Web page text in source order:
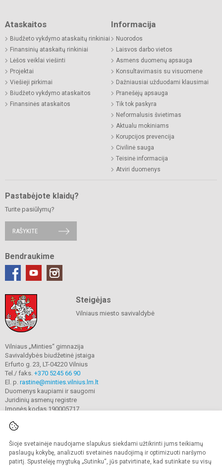
Šioje svetainėje naudojame slapukus siekdami užtikrinti jums teikiamų
paslaugų kokybę, analizuoti svetainės naudojimą ir optimizuoti naršymo
patirtį. Spustelėję mygtuką „Sutinku“, jūs patvirtinate, kad sutinkate su visų
Ataskaitos
Biudžeto vykdymo ataskaitų rinkiniai
Finansinių ataskaitų rinkiniai
Lėšos veiklai viešinti
Projektai
Viešieji pirkimai
Biudžeto vykdymo ataskaitos
Finansinės ataskaitos
Informacija
Nuorodos
Laisvos darbo vietos
Asmens duomenų apsauga
Konsultavimasis su visuomene
Dažniausiai užduodami klausimai
Pranešėjų apsauga
Tik tok paskyra
Neformalusis švietimas
Aktualu mokiniams
Korupcijos prevencija
Civilinė sauga
Teisinė informacija
Atviri duomenys
Pastabėjote klaidų?
Turite pasiūlymų?
RAŠYKITE
Bendraukime
Steigėjas
Vilniaus miesto savivaldybė
Vilniaus „Minties“ gimnazija
Savivaldybės biudžetinė įstaiga
Erfurto g. 23, LT-04220 Vilnius
Tel./ faks. +370 5245 66 90
El. p. rastine@minties.vilnius.lm.lt
Duomenys kaupiami ir saugomi
Juridinių asmenų registre
Įmonės kodas 190005717
© 2022. Vilniaus „Minties" gimnazija. Visos teisės saugomos.
Kopijuoti turinį be raštiško gimnazijos sutikimo griežtai draudžiama.
Prieinamumo paraiška Slapukų valdymas